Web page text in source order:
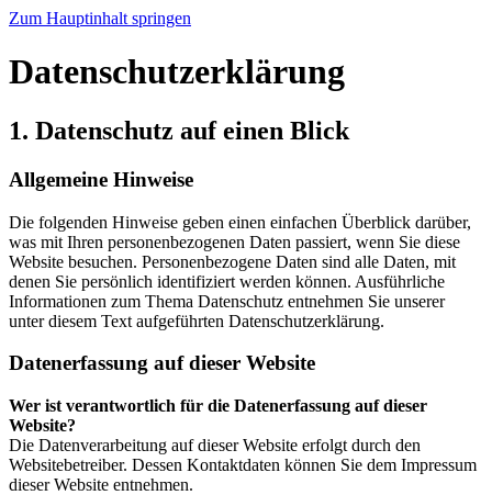
Zum Hauptinhalt springen
Datenschutzerklärung
1. Datenschutz auf einen Blick
Allgemeine Hinweise
Die folgenden Hinweise geben einen einfachen Überblick darüber,
was mit Ihren personenbezogenen Daten passiert, wenn Sie diese
Website besuchen. Personenbezogene Daten sind alle Daten, mit
denen Sie persönlich identifiziert werden können. Ausführliche
Informationen zum Thema Datenschutz entnehmen Sie unserer
unter diesem Text aufgeführten Datenschutzerklärung.
Datenerfassung auf dieser Website
Wer ist verantwortlich für die Datenerfassung auf dieser
Website?
Die Datenverarbeitung auf dieser Website erfolgt durch den
Websitebetreiber. Dessen Kontaktdaten können Sie dem Impressum
dieser Website entnehmen.